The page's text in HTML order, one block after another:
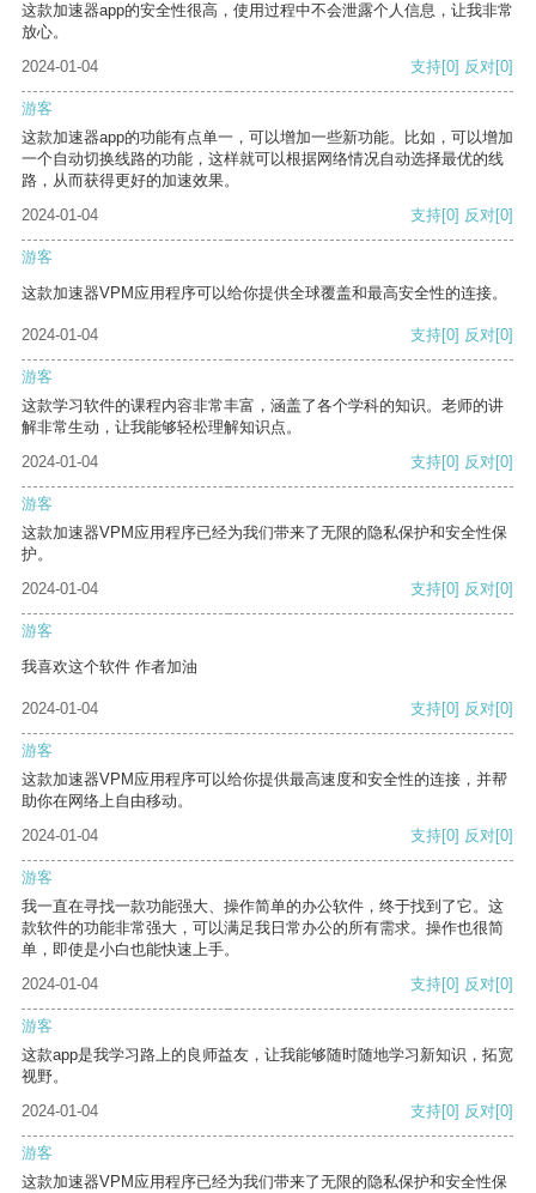
这款加速器app的安全性很高，使用过程中不会泄露个人信息，让我非常
放心。
2024-01-04
支持[0] 反对[0]
游客
这款加速器app的功能有点单一，可以增加一些新功能。比如，可以增加
一个自动切换线路的功能，这样就可以根据网络情况自动选择最优的线
路，从而获得更好的加速效果。
2024-01-04
支持[0] 反对[0]
游客
这款加速器VPM应用程序可以给你提供全球覆盖和最高安全性的连接。
2024-01-04 支持[0] 反对[0]
游客
这款学习软件的课程内容非常丰富，涵盖了各个学科的知识。老师的讲
解非常生动，让我能够轻松理解知识点。
2024-01-04
支持[0] 反对[0]
游客
这款加速器VPM应用程序已经为我们带来了无限的隐私保护和安全性保
护。
2024-01-04
支持[0] 反对[0]
游客
我喜欢这个软件 作者加油
2024-01-04 支持[0] 反对[0]
游客
这款加速器VPM应用程序可以给你提供最高速度和安全性的连接，并帮
助你在网络上自由移动。
2024-01-04
支持[0] 反对[0]
游客
我一直在寻找一款功能强大、操作简单的办公软件，终于找到了它。这
款软件的功能非常强大，可以满足我日常办公的所有需求。操作也很简
单，即使是小白也能快速上手。
2024-01-04
支持[0] 反对[0]
游客
这款app是我学习路上的良师益友，让我能够随时随地学习新知识，拓宽
视野。
2024-01-04
支持[0] 反对[0]
游客
这款加速器VPM应用程序已经为我们带来了无限的隐私保护和安全性保